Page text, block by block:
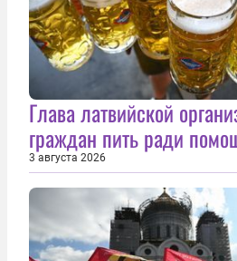
Глава латвийской
граждан пить ради
3 августа 2026